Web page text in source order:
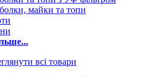
майки та топи